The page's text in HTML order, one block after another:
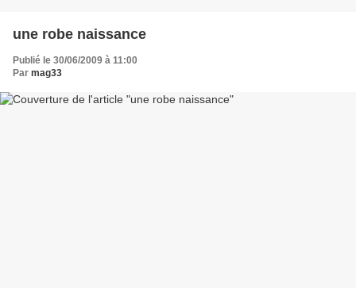
une robe naissance
Publié le 30/06/2009 à 11:00
Par mag33